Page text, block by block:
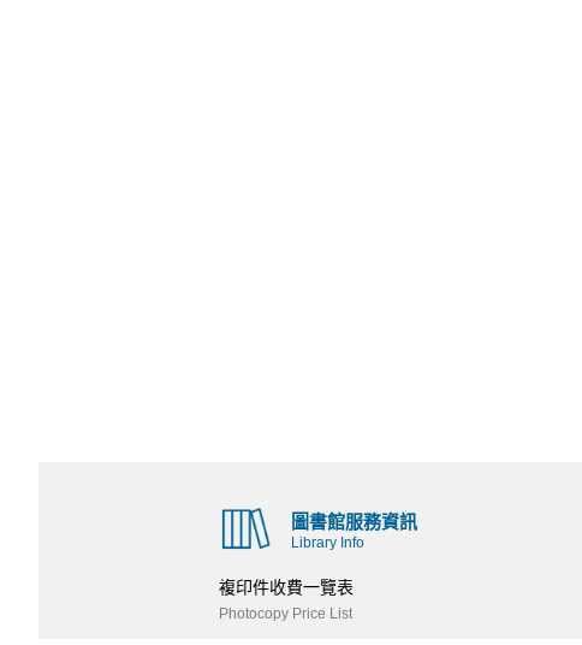
圖書館服務資訊
Library Info
複印件收費一覽表
Photocopy Price List